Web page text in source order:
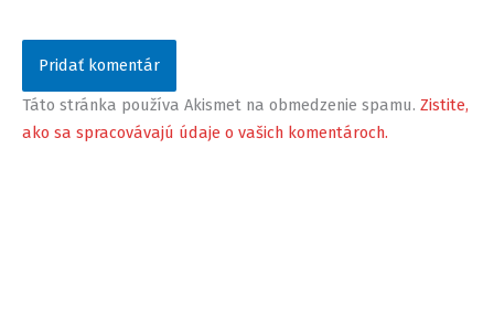
Táto stránka používa Akismet na obmedzenie spamu. Zistite,
ako sa spracovávajú údaje o vašich komentároch.